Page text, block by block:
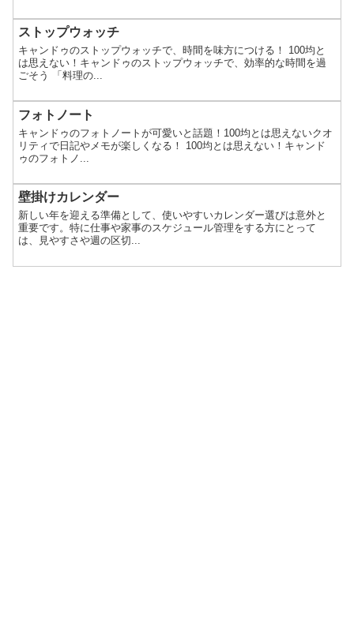
ストップウォッチ
キャンドゥのストップウォッチで、時間を味方につける！ 100均と
は思えない！キャンドゥのストップウォッチで、効率的な時間を過
ごそう 「料理の...
フォトノート
キャンドゥのフォトノートが可愛いと話題！100均とは思えないクオ
リティで日記やメモが楽しくなる！ 100均とは思えない！キャンド
ゥのフォトノ...
壁掛けカレンダー
新しい年を迎える準備として、使いやすいカレンダー選びは意外と
重要です。特に仕事や家事のスケジュール管理をする方にとって
は、見やすさや週の区切...